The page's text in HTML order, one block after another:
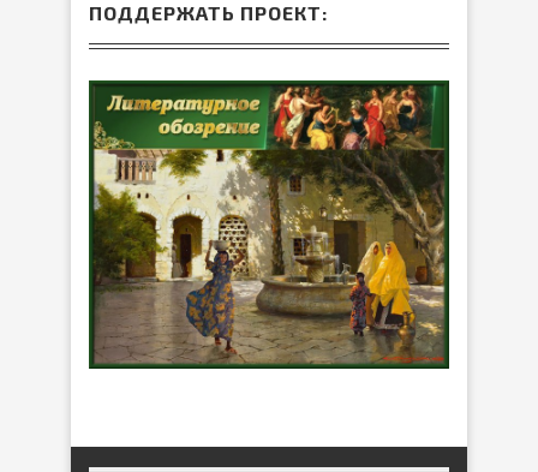
ПОДДЕРЖАТЬ ПРОЕКТ: